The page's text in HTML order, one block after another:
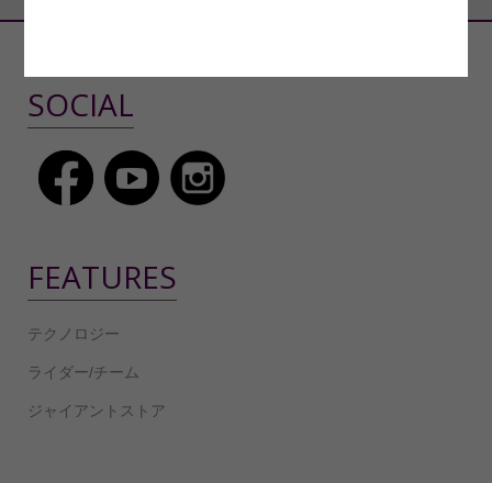
SOCIAL
FEATURES
テクノロジー
ライダー/チーム
ジャイアントストア